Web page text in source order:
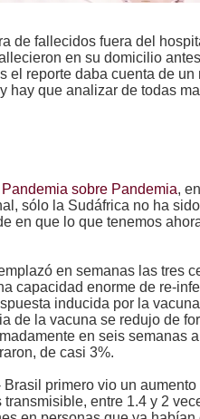
de fallecidos fuera del
en su domicilio
el reporte daba cuenta de
hay que analizar de todas
sobre Pandemia,
sólo la Sudáfrica no ha
en que lo que tenemos
en semanas las tres
capacidad enorme de re-
inducida por la
de la vacuna se redujo de
en seis semanas
de casi 3%.
primero vio un
entre 1.4 y 2